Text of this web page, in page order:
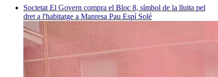
Societat El Govern compra el Bloc 8, símbol de la lluita pel
dret a l'habitatge a Manresa Pau Espí Solé